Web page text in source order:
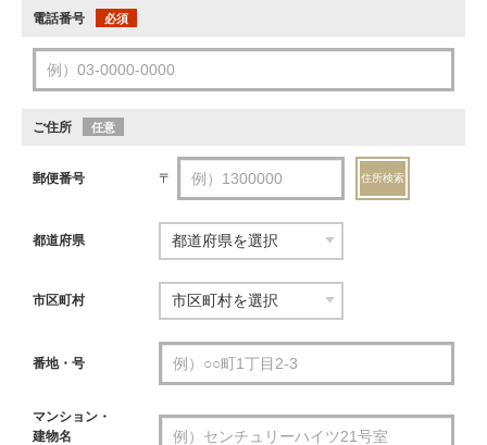
電話番号 必須
ご住所 任意
郵便番号 〒 住所検索
都道府県
市区町村
番地・号
マンション・
建物名